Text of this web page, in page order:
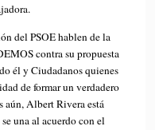
del PSOE hablen de la
contra su propuesta
él y Ciudadanos quienes
de formar un verdadero
aún, Albert Rivera está
una al acuerdo con el